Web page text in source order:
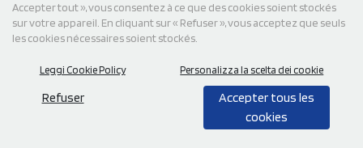
Accepter tout », vous consentez à ce que des cookies soient stockés
sur votre appareil. En cliquant sur « Refuser », vous acceptez que seuls
les cookies nécessaires soient stockés.
Leggi Cookie Policy Personalizza la scelta dei cookie
Refuser
Accepter tous les
cookies
© 2026 StampaSi s.r.l. TOUS DROITS RÉSERVÉS - TVA
FR13922807334